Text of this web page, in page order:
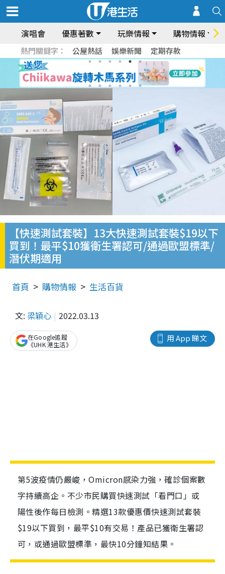
演唱會 優惠著數 玩樂情報 購物情報
熱門關鍵字： 公屋熱話 娛樂新聞 定期存款
【快速測試套裝】13大快速測試套裝$19以下
買到！最平$10獲衛生署認可/通過歐盟標準/
潛伏期適用
首頁 購物情報 生活百貨
文: 梁穎心 2022.03.13
用 App 睇文
在Google追蹤
《UHK 港生活》
第5波疫情仍嚴峻，Omicron感染力強，確診個案數
字持續高企。不少市民購買快速測試「看門口」或
陽性後作每日檢測。精選13款優惠價快速測試套裝
$19以下買到，最平$10有交易！產品已獲衛生署認
可，或通過歐盟標準，最快10分鐘知結果。